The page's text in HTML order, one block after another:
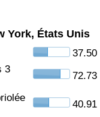
York, États Unis
37.50
3
72.73
40.91